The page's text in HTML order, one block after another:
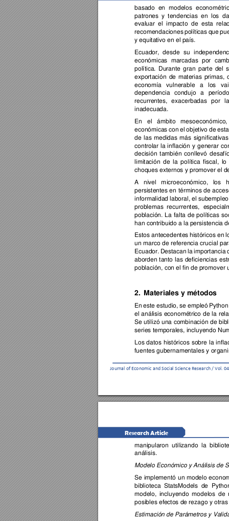
Journal of Economic and Social Science Research / Vol.
basado en modelos
patrones y tendencias en los
evaluar el impacto de esta
recomendaciones políticas que
y equitativo en el país.
Ecuador, desde su independen
económicas marcadas por
política. Durante gran parte del
exportación de materias primas,
economía vulnerable a los
dependencia condujo a
recurrentes, exacerbadas por
inadecuada.
En
el ámbito
mesoeconómico,
económicas con el objetivo de
de las medidas más
controlar la inflación y generar
decisión también conllevó d
limitación de la política fiscal, lo
choques externos y promover el
A
nivel microeconómico, los
persistentes en términos de
informalidad laboral, el
problemas recurrentes,
población. La falta de políticas
han contribuido a la persistencia
Estos antecedentes históricos en
un marco de referencia crucial
Ecuador. Destacan la importancia
aborden tanto las deficiencias
población, con el fin de promover
2. Materiales y métodos
En este estudio, se empleó Pyth
el análisis econométrico de la
Se utilizó una combinación de
series temporales, incluyendo
Los datos históricos sobre la
fuentes gubernamentales y or
Research Article
manipularon utilizando la
análisis.
Modelo Económico y Análisis de
Se implementó un modelo
biblioteca StatsModels de Pyt
modelo, incluyendo modelos de
posibles efectos de rezago y
Estimación de Parámetros y